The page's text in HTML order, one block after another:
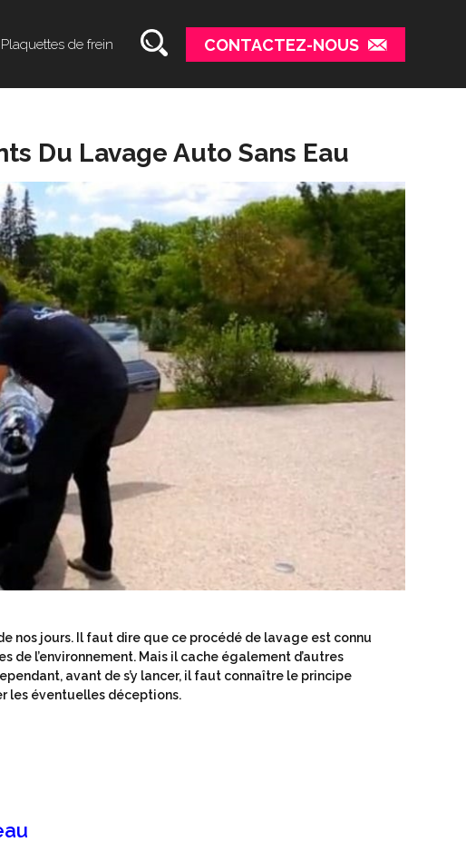
Plaquettes de frein CONTACTEZ-NOUS
Du Lavage Auto Sans Eau
nos jours. Il faut dire que ce procédé de lavage est connu
l’environnement. Mais il cache également d’autres
avant de s’y lancer, il faut connaître le principe
les éventuelles déceptions.